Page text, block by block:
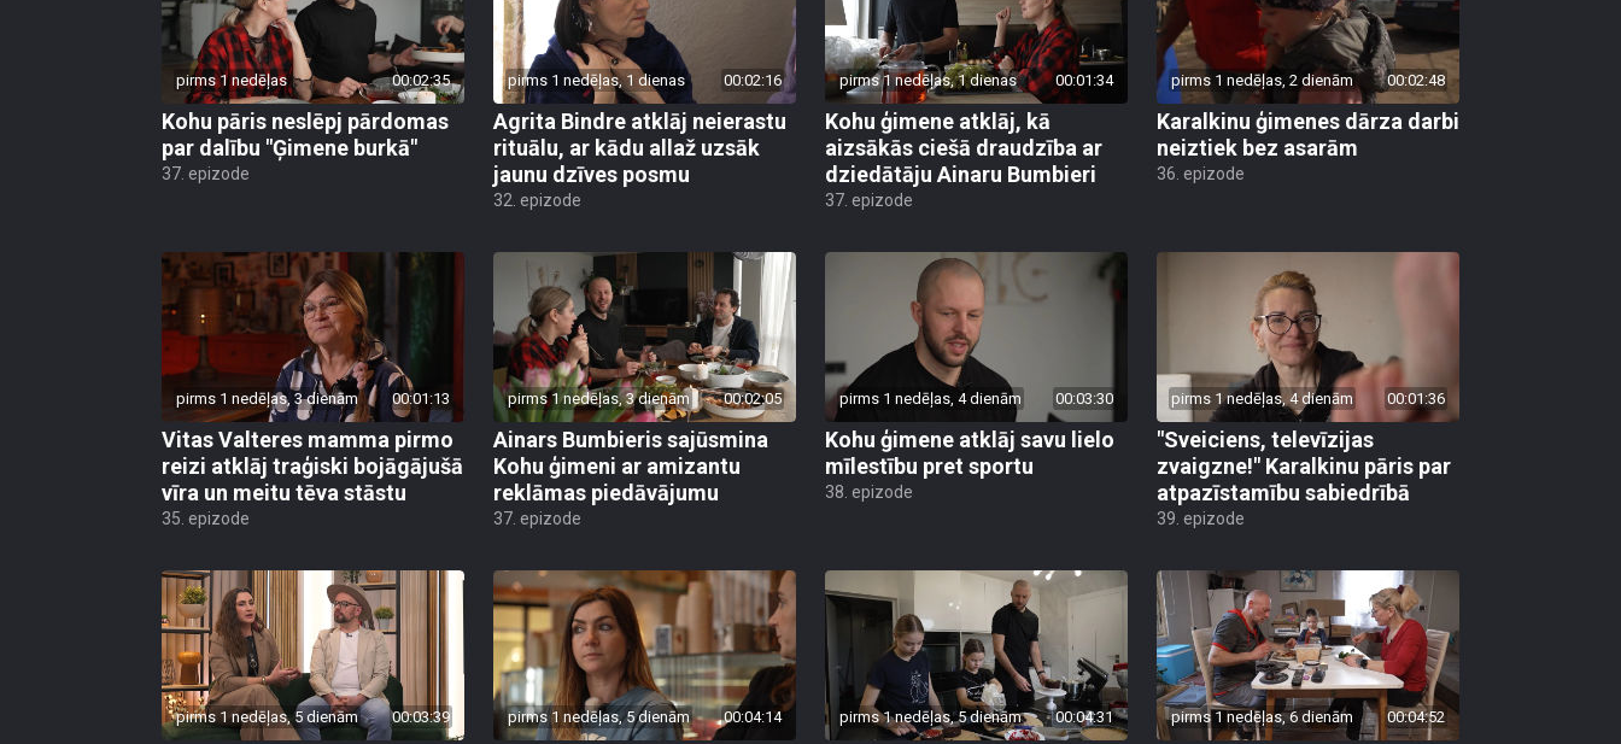
pirms 1 nedēļas 00:02:35
Kohu pāris neslēpj pārdomas
par dalību "Ģimene burkā"
37. epizode
pirms 1 nedēļas, 1 dienas 00:02:16
Agrita Bindre atklāj neierastu
rituālu, ar kādu allaž uzsāk
jaunu dzīves posmu
32. epizode
pirms 1 nedēļas, 1 dienas 00:01:34
Kohu ģimene atklāj, kā
aizsākās ciešā draudzība ar
dziedātāju Ainaru Bumbieri
37. epizode
pirms 1 nedēļas, 2 dienām 00:02:48
Karalkinu ģimenes dārza darbi
neiztiek bez asarām
36. epizode
pirms 1 nedēļas, 3 dienām 00:01:13
Vitas Valteres mamma pirmo
reizi atklāj traģiski bojāgājušā
vīra un meitu tēva stāstu
35. epizode
pirms 1 nedēļas, 3 dienām 00:02:05
Ainars Bumbieris sajūsmina
Kohu ģimeni ar amizantu
reklāmas piedāvājumu
37. epizode
pirms 1 nedēļas, 4 dienām 00:03:30
Kohu ģimene atklāj savu lielo
mīlestību pret sportu
38. epizode
pirms 1 nedēļas, 4 dienām 00:01:36
"Sveiciens, televīzijas
zvaigzne!" Karalkinu pāris par
atpazīstamību sabiedrībā
39. epizode
pirms 1 nedēļas, 5 dienām 00:03:39 pirms 1 nedēļas, 5 dienām 00:04:14 pirms 1 nedēļas, 5 dienām 00:04:31 pirms 1 nedēļas, 6 dienām 00:04:52